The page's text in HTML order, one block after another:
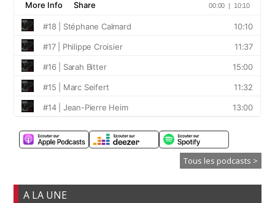
Tous les podcasts >
A LA UNE